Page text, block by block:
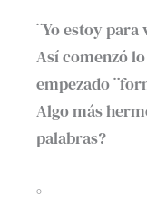
¨Yo estoy para
Así comenzó
empezado
Algo más
palabras?
°